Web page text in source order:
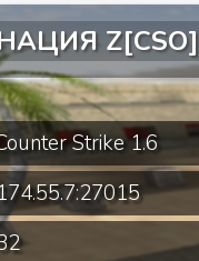
Z[CSO]
Strike 1.6